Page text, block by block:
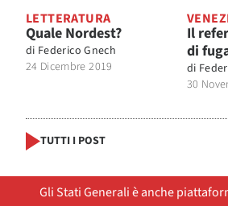
LETTERATURA
Quale Nordest?
di Federico Gnech
24 Dicembre 2019
Il
di
di
30
TUTTI I POST
Gli Stati Generali è anche